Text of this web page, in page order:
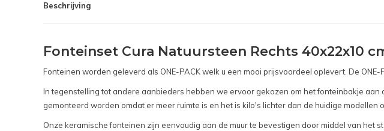
Beschrijving
Fonteinset Cura Natuursteen Rechts 40x22x10
Fonteinen worden geleverd als ONE-PACK welk u een mooi prijsvoordeel oplevert. De
In tegenstelling tot andere aanbieders hebben we ervoor gekozen om het fonteinbakje
gemonteerd worden omdat er meer ruimte is en het is kilo's lichter dan de huidige modellen
Onze keramische fonteinen zijn eenvoudig aan de muur te bevestigen door middel van